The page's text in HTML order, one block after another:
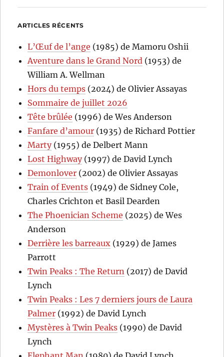
ARTICLES RÉCENTS
L’Œuf de l’ange (1985) de Mamoru Oshii
Aventure dans le Grand Nord (1953) de
William A. Wellman
Hors du temps (2024) de Olivier Assayas
Sommaire de juillet 2026
Tête brûlée (1996) de Wes Anderson
Fanfare d’amour (1935) de Richard Pottier
Marty(1955) de Delbert Mann
Lost Highway(1997) de David Lynch
Demonlover (2002) de Olivier Assayas
Train of Events (1949) de Sidney Cole,
Charles Crichton et Basil Dearden
The Phoenician Scheme (2025) de Wes
Anderson
Derrière les barreaux (1929) de James
Parrott
Twin Peaks : The Return (2017) de David
Lynch
Twin Peaks : Les 7 derniers jours de Laura
Palmer (1992) de David Lynch
Mystères à Twin Peaks (1990) de David
Lynch